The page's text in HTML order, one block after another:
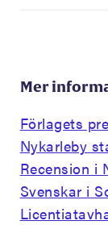
Mer
Förlagets
Nykarleby
Recension i
Svenskar i